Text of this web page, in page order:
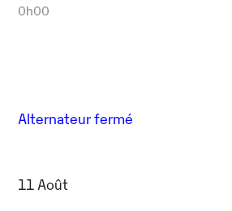
0h00
Alternateur fermé
11 Août